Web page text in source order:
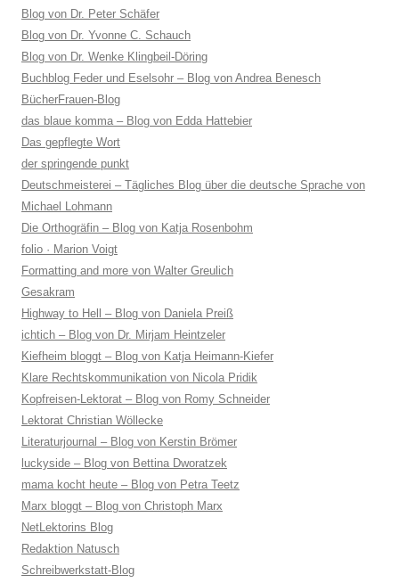
Blog von Dr. Peter Schäfer
Blog von Dr. Yvonne C. Schauch
Blog von Dr. Wenke Klingbeil-Döring
Buchblog Feder und Eselsohr – Blog von Andrea Benesch
BücherFrauen-Blog
das blaue komma – Blog von Edda Hattebier
Das gepflegte Wort
der springende punkt
Deutschmeisterei – Tägliches Blog über die deutsche Sprache von
Michael Lohmann
Die Orthogräfin – Blog von Katja Rosenbohm
folio · Marion Voigt
Formatting and more von Walter Greulich
Gesakram
Highway to Hell – Blog von Daniela Preiß
ichtich – Blog von Dr. Mirjam Heintzeler
Kiefheim bloggt – Blog von Katja Heimann-Kiefer
Klare Rechtskommunikation von Nicola Pridik
Kopfreisen-Lektorat – Blog von Romy Schneider
Lektorat Christian Wöllecke
Literaturjournal – Blog von Kerstin Brömer
luckyside – Blog von Bettina Dworatzek
mama kocht heute – Blog von Petra Teetz
Marx bloggt – Blog von Christoph Marx
NetLektorins Blog
Redaktion Natusch
Schreibwerkstatt-Blog